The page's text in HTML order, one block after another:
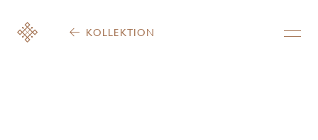
KOLLEKTION